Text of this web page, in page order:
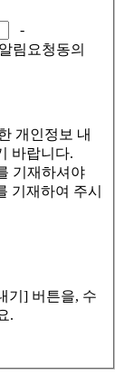
-
림요청동의
개인정보 내
바랍니다.
기재하셔야
기재하여 주시
기] 버튼을, 수
.